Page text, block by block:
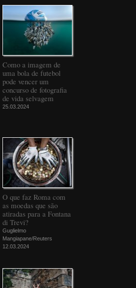
Como a imagem de
uma bola de futebol
pode vencer um
concurso de fotografia
de vida selvagem
25.03.2024
O que faz Roma com
as moedas que são
atiradas para a Fontana
di Trevi?
Guglielmo
Mangiapane/Reuters
12.03.2024